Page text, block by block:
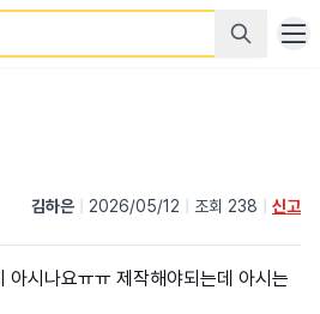
김하은 2026/05/12 조회 238 신고
시나요ㅠㅠ 제작해야되는데 아시는